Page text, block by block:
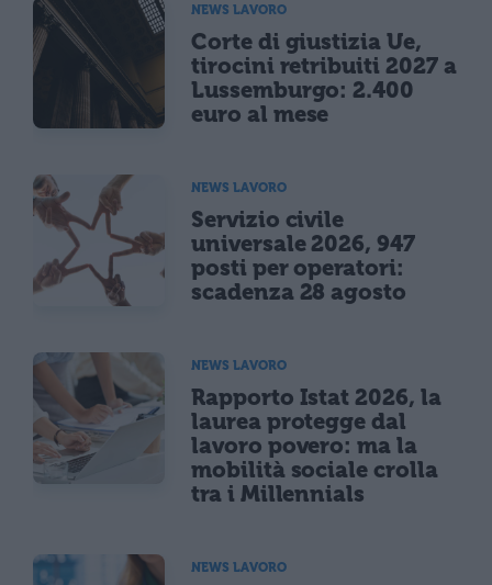
NEWS LAVORO
Corte di giustizia Ue,
tirocini retribuiti 2027 a
Lussemburgo: 2.400
euro al mese
NEWS LAVORO
Servizio civile
universale 2026, 947
posti per operatori:
scadenza 28 agosto
NEWS LAVORO
Rapporto Istat 2026, la
laurea protegge dal
lavoro povero: ma la
mobilità sociale crolla
tra i Millennials
NEWS LAVORO